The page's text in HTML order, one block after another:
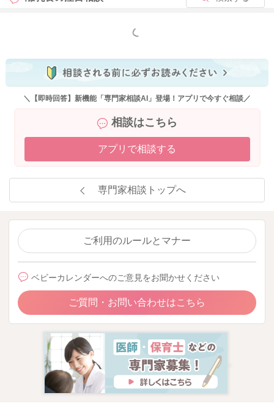
もっと見る
＼【即時回答】新機能「専門家相談AI」登場！アプリで今すぐ相談／
相談はこちら
アプリで相談する
専門家相談トップへ
ご利用のルールとマナー
ベビーカレンダーへのご意見をお聞かせください
ご質問・お問い合わせはこちら